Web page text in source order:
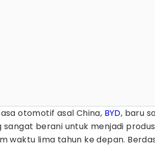
otomotif asal China, BYD, baru
sangat berani untuk menjadi
waktu lima tahun ke depan.